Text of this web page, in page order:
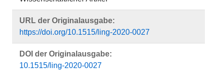
URL der Originalausgabe:
https://doi.org/10.1515/ling-2020-0027
DOI der Originalausgabe:
10.1515/ling-2020-0027